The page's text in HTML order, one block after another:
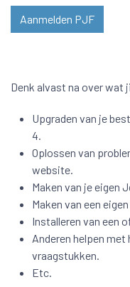
Aanmelden PJF
Denk alvast na over wat
Upgraden van je
4.
Oplossen van
website.
Maken van je eigen
Maken van een
Installeren van een
Anderen helpen
vraagstukken.
Etc.